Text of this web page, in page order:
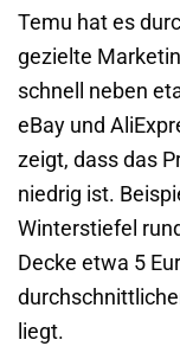
Temu hat es
gezielte
schnell neben
eBay und
zeigt, dass das
niedrig ist.
Winterstiefel
Decke etwa 5
liegt.